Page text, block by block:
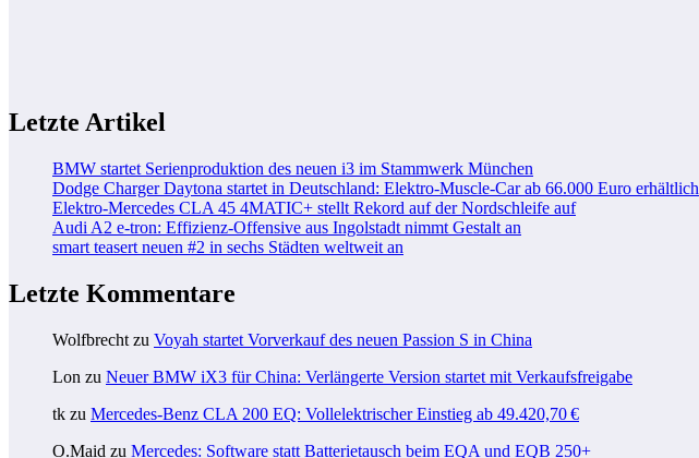
Letzte Artikel
BMW startet Serienproduktion des neuen i3 im Stammwerk München
Dodge Charger Daytona startet in Deutschland: Elektro-Muscle-Car ab 66.000 Euro erhältlich
Elektro-Mercedes CLA 45 4MATIC+ stellt Rekord auf der Nordschleife auf
Audi A2 e-tron: Effizienz-Offensive aus Ingolstadt nimmt Gestalt an
smart teasert neuen #2 in sechs Städten weltweit an
Letzte Kommentare
Wolfbrecht zu Voyah startet Vorverkauf des neuen Passion S in China
Lon zu Neuer BMW iX3 für China: Verlängerte Version startet mit Verkaufsfreigabe
tk zu Mercedes-Benz CLA 200 EQ: Vollelektrischer Einstieg ab 49.420,70 €
O.Maid zu Mercedes: Software statt Batterietausch beim EQA und EQB 250+